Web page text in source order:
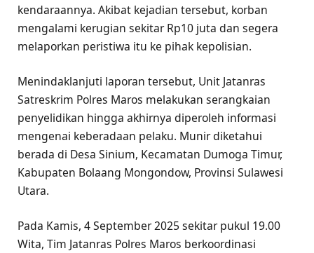
kendaraannya. Akibat kejadian tersebut, korban
mengalami kerugian sekitar Rp10 juta dan segera
melaporkan peristiwa itu ke pihak kepolisian.
Menindaklanjuti laporan tersebut, Unit Jatanras
Satreskrim Polres Maros melakukan serangkaian
penyelidikan hingga akhirnya diperoleh informasi
mengenai keberadaan pelaku. Munir diketahui
berada di Desa Sinium, Kecamatan Dumoga Timur,
Kabupaten Bolaang Mongondow, Provinsi Sulawesi
Utara.
Pada Kamis, 4 September 2025 sekitar pukul 19.00
Wita, Tim Jatanras Polres Maros berkoordinasi